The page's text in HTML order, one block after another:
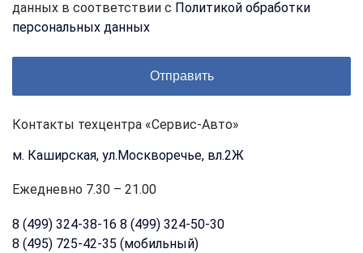
данных в соответствии с Политикой обработки
персональных данных
Контакты техцентра «Сервис-Авто»
м. Каширская, ул.Москворечье, вл.2Ж
Ежедневно 7.30 – 21.00
8 (499) 324-38-16 8 (499) 324-50-30
8 (495) 725-42-35 (мобильный)